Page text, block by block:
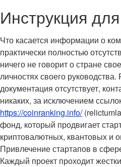
Инструкция
Что касается информации о
практически полностью
ничего не говорит о стране
личностях своего
документация отсутствует,
никаких, за исключением
https://coinranking.info/
фонд, который продвигает
криптовалютных, квантовых и
Привлечение стартапов в
Каждый проект проходит